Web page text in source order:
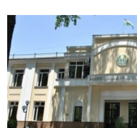
Озодлик бошқа тилларда